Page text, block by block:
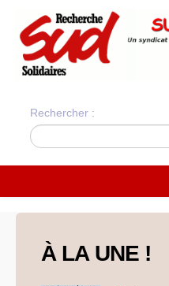
Rechercher :
Statuts du syndicat
Statuts et charte
À LA UNE !